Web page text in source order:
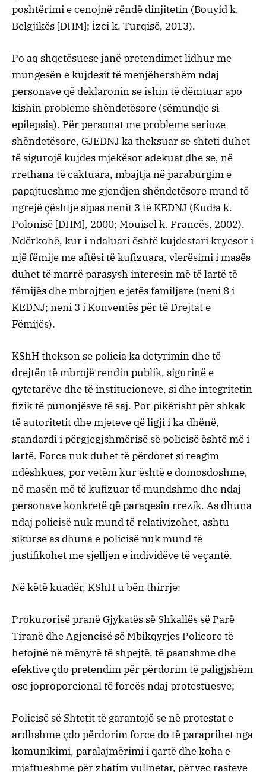
poshtërimi e cenojnë rëndë dinjitetin (Bouyid k.
Belgjikës [DHM]; İzci k. Turqisë, 2013).
Po aq shqetësuese janë pretendimet lidhur me
mungesën e kujdesit të menjëhershëm ndaj
personave që deklaronin se ishin të dëmtuar apo
kishin probleme shëndetësore (sëmundje si
epilepsia). Për personat me probleme serioze
shëndetësore, GJEDNJ ka theksuar se shteti duhet
të sigurojë kujdes mjekësor adekuat dhe se, në
rrethana të caktuara, mbajtja në paraburgim e
papajtueshme me gjendjen shëndetësore mund të
ngrejë çështje sipas nenit 3 të KEDNJ (Kudła k.
Polonisë [DHM], 2000; Mouisel k. Francës, 2002).
Ndërkohë, kur i ndaluari është kujdestari kryesor i
një fëmije me aftësi të kufizuara, vlerësimi i masës
duhet të marrë parasysh interesin më të lartë të
fëmijës dhe mbrojtjen e jetës familjare (neni 8 i
KEDNJ; neni 3 i Konventës për të Drejtat e
Fëmijës).
KShH thekson se policia ka detyrimin dhe të
drejtën të mbrojë rendin publik, sigurinë e
qytetarëve dhe të institucioneve, si dhe integritetin
fizik të punonjësve të saj. Por pikërisht për shkak
të autoritetit dhe mjeteve që ligji i ka dhënë,
standardi i përgjegjshmërisë së policisë është më i
lartë. Forca nuk duhet të përdoret si reagim
ndëshkues, por vetëm kur është e domosdoshme,
në masën më të kufizuar të mundshme dhe ndaj
personave konkretë që paraqesin rrezik. As dhuna
ndaj policisë nuk mund të relativizohet, ashtu
sikurse as dhuna e policisë nuk mund të
justifikohet me sjelljen e individëve të veçantë.
Në këtë kuadër, KShH u bën thirrje:
Prokurorisë pranë Gjykatës së Shkallës së Parë
Tiranë dhe Agjencisë së Mbikqyrjes Policore të
hetojnë në mënyrë të shpejtë, të paanshme dhe
efektive çdo pretendim për përdorim të paligjshëm
ose joproporcional të forcës ndaj protestuesve;
Policisë së Shtetit të garantojë se në protestat e
ardhshme çdo përdorim force do të paraprihet nga
komunikimi, paralajmërimi i qartë dhe koha e
mjaftueshme për zbatim vullnetar, përveç rasteve